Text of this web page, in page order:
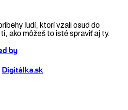
ľudí, ktorí vzali osud do
ako môžeš to isté spraviť aj ty.
Digitálka.sk